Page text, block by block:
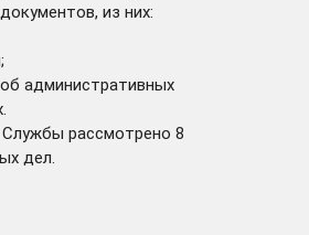
из них:
административных
рассмотрено 8
дел.